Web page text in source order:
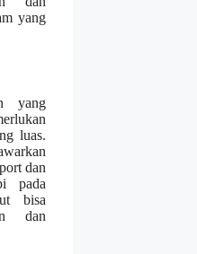
yang
yang
luas.
dan
pada
bisa
dan